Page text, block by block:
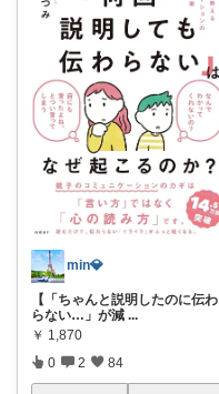
min💎
【「ちゃんと説明したのに伝わ
らない…」が減 ...
￥ 1,870
0 2 84